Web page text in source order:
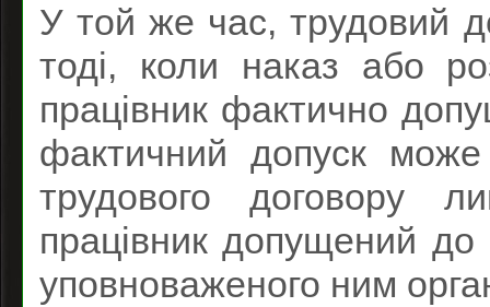
У той же час, трудовий
тоді, коли наказ або
працівник фактично
фактичний допуск
трудового договору
працівник допущений
уповноваженого ним